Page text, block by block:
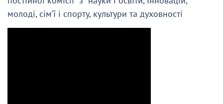
молоді, сім’ї і спорту, культури та духовності